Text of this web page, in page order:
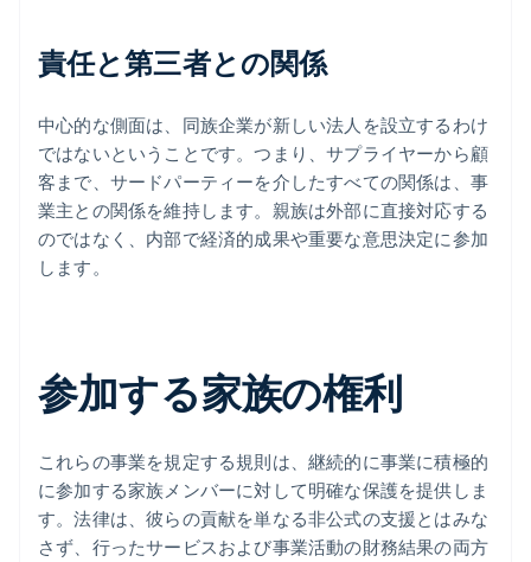
責任と第三者との関係
中心的な側面は、同族企業が新しい法人を設立するわけ
ではないということです。つまり、サプライヤーから顧
客まで、サードパーティーを介したすべての関係は、事
業主との関係を維持します。親族は外部に直接対応する
のではなく、内部で経済的成果や重要な意思決定に参加
します。
参加する家族の権利
これらの事業を規定する規則は、継続的に事業に積極的
に参加する家族メンバーに対して明確な保護を提供しま
す。法律は、彼らの貢献を単なる非公式の支援とはみな
さず、行ったサービスおよび事業活動の財務結果の両方